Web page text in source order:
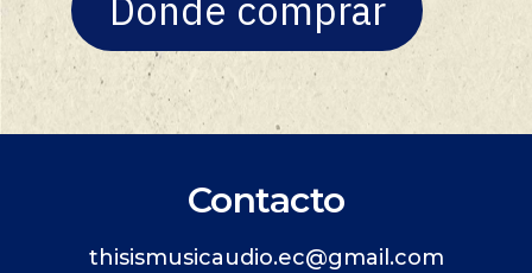
Contacto
thisismusicaudio.ec@gmail.com